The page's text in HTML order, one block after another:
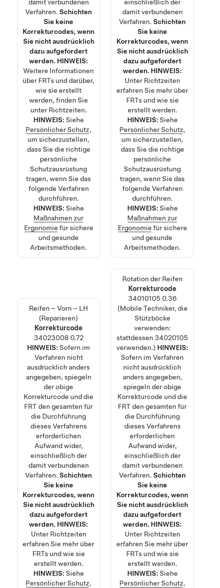
damit verbundenen
Verfahren.Schichten
Sie keine
Korrekturcodes, wenn
Sie nicht ausdrücklich
dazu aufgefordert
werden. HINWEIS:
Weitere Informationen
über FRTs und darüber,
wie sie erstellt
werden, finden Sie
unter Richtzeiten.
HINWEIS: Siehe
Persönlicher Schutz,
um sicherzustellen,
dass Sie die richtige
persönliche
Schutzausrüstung
tragen, wenn Sie das
folgende Verfahren
durchführen.
HINWEIS: Siehe
Maßnahmen zur
Ergonomie für sichere
und gesunde
Arbeitsmethoden.
einschließlich der
damit verbundenen
Verfahren.Schichten
Sie keine
Korrekturcodes, wenn
Sie nicht ausdrücklich
dazu aufgefordert
werden. HINWEIS:
Unter Richtzeiten
erfahren Sie mehr über
FRTs und wie sie
erstellt werden.
HINWEIS: Siehe
Persönlicher Schutz,
um sicherzustellen,
dass Sie die richtige
persönliche
Schutzausrüstung
tragen, wenn Sie das
folgende Verfahren
durchführen.
HINWEIS: Siehe
Maßnahmen zur
Ergonomie für sichere
und gesunde
Arbeitsmethoden.
Reifen – Vorn – LH
(Reparieren)
Korrekturcode
34023008 0.72
HINWEIS:Sofern im
Verfahren nicht
ausdrücklich anders
angegeben, spiegeln
der obige
Korrekturcode und die
FRT den gesamten für
die Durchführung
dieses Verfahrens
erforderlichen
Aufwand wider,
einschließlich der
damit verbundenen
Verfahren.Schichten
Sie keine
Korrekturcodes, wenn
Sie nicht ausdrücklich
dazu aufgefordert
werden. HINWEIS:
Unter Richtzeiten
erfahren Sie mehr über
FRTs und wie sie
erstellt werden.
HINWEIS: Siehe
Persönlicher Schutz,
Rotation der Reifen
Korrekturcode
34010105 0.36
(Mobile Techniker, die
Stützböcke
verwenden:
stattdessen 34020105
verwenden.) HINWEIS:
Sofern im Verfahren
nicht ausdrücklich
anders angegeben,
spiegeln der obige
Korrekturcode und die
FRT den gesamten für
die Durchführung
dieses Verfahrens
erforderlichen
Aufwand wider,
einschließlich der
damit verbundenen
Verfahren.Schichten
Sie keine
Korrekturcodes, wenn
Sie nicht ausdrücklich
dazu aufgefordert
werden. HINWEIS:
Unter Richtzeiten
erfahren Sie mehr über
FRTs und wie sie
erstellt werden.
HINWEIS: Siehe
Persönlicher Schutz,